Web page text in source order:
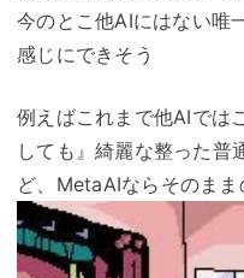
今のとこ他AIにはない唯
感じにできそう
例えばこれまで他AIでは
しても』綺麗な整った普
ど、MetaAIならそのまま